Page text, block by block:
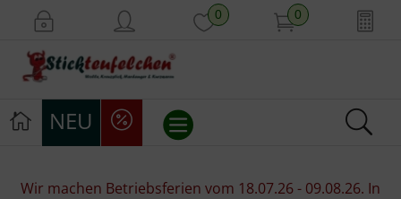
0 0
NEU
Wir machen Betriebsferien vom 18.07.26 - 09.08.26. In